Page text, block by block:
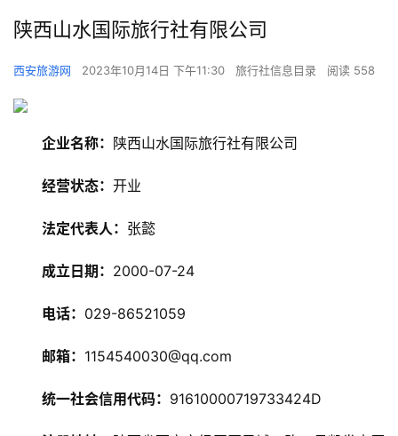
陕西山水国际旅行社有限公司
西安旅游网 2023年10月14日 下午11:30 旅行社信息目录 阅读 558
企业名称： 陕西山水国际旅行社有限公司
经营状态： 开业
法定代表人： 张懿
成立日期： 2000-07-24
电话： 029-86521059
邮箱： 1154540030@qq.com
统一社会信用代码： 91610000719733424D